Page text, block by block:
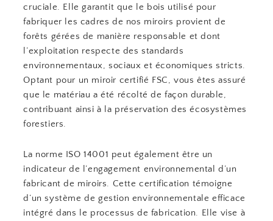
cruciale. Elle garantit que le bois utilisé pour
fabriquer les cadres de nos miroirs provient de
forêts gérées de manière responsable et dont
l’exploitation respecte des standards
environnementaux, sociaux et économiques stricts.
Optant pour un miroir certifié FSC, vous êtes assuré
que le matériau a été récolté de façon durable,
contribuant ainsi à la préservation des écosystèmes
forestiers.
La norme ISO 14001 peut également être un
indicateur de l’engagement environnemental d’un
fabricant de miroirs. Cette certification témoigne
d’un système de gestion environnementale efficace
intégré dans le processus de fabrication. Elle vise à